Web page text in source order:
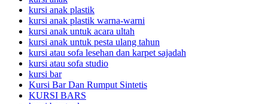
kursi anak plastik
kursi anak plastik warna-warni
kursi anak untuk acara ultah
kursi anak untuk pesta ulang tahun
kursi atau sofa lesehan dan karpet sajadah
kursi atau sofa studio
kursi bar
Kursi Bar Dan Rumput Sintetis
KURSI BARS